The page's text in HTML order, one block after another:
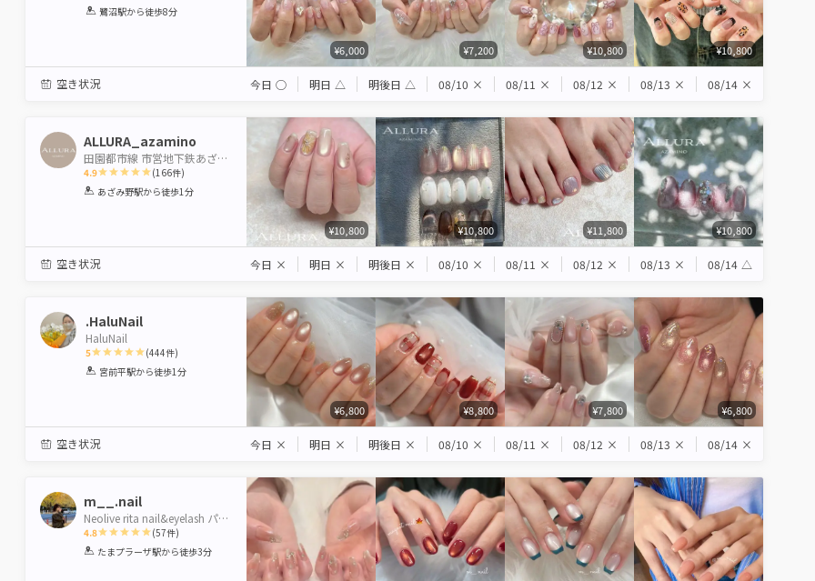
1 2 3 4 5
鷺沼駅から徒歩8分
¥6,000 ¥7,200 ¥10,800 ¥10,800
空き状況 今日 ◯ 明日 △ 明後日 △ 08/10 × 08/11 × 08/12 × 08/13 × 08/14 ×
ALLURA_azamino
田園都市線 市営地下鉄あざみ野駅 たまプラーザ駅 二子玉川駅
4.9
1 2 3 4 5
(166件)
あざみ野駅から徒歩1分
¥10,800 ¥10,800 ¥11,800 ¥10,800
空き状況 今日 × 明日 × 明後日 × 08/10 × 08/11 × 08/12 × 08/13 × 08/14 △
.HaluNail
HaluNail
5
1 2 3 4 5
(444件)
宮前平駅から徒歩1分
¥6,800 ¥8,800 ¥7,800 ¥6,800
空き状況 今日 × 明日 × 明後日 × 08/10 × 08/11 × 08/12 × 08/13 × 08/14 ×
m__.nail
Neolive rita nail&eyelash パラジェル登録サロン
4.8
1 2 3 4 5
(57件)
たまプラーザ駅から徒歩3分